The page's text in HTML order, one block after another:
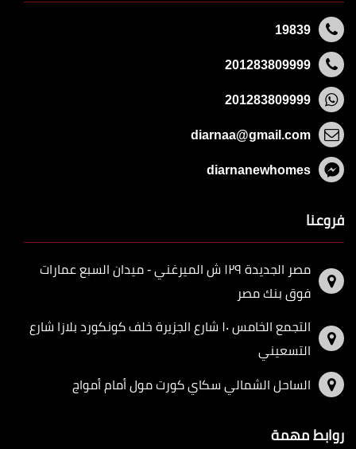
19839
201283809999
201283809999
diarnaa@gmail.com
diarnanewhomes
فروعنا
مصر الجديدة ١٢٩ ش الميرغني - ميدان السبع عمارات
فوق بنك مصر
التجمع الخامس ١٠ شارع الجزيرة خلف كونكورد بلازا شارع
التسعيني
الساحل الشمالي سكاي كورت مول أمام أمواج
روابط مهمة